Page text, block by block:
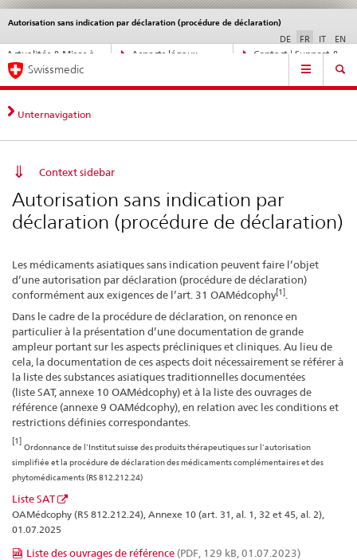
Navigation
directe:
actualités,
juridiques,
Actualités & Mises à
Aspects légaux,
Contact | Support &
Autorisation sans indication par déclaration (procédure de déclaration)
DE FR IT EN
Service
Navigation
Swissmedic
Unternavigation
Context sidebar
Autorisation sans indication par
déclaration (procédure de déclaration)
Les médicaments asiatiques sans indication peuvent faire l’objet
d’une autorisation par déclaration (procédure de déclaration)
conformément aux exigences de l’art. 31 OAMédcophy[1]
Dans le cadre de la procédure de déclaration, on renonce en
particulier à la présentation d’une documentation de grande
ampleur portant sur les aspects précliniques et cliniques. Au lieu de
cela, la documentation de ces aspects doit nécessairement se référer à
la liste des substances asiatiques traditionnelles documentées
(liste SAT, annexe 10 OAMédcophy) et à la liste des ouvrages de
référence (annexe 9 OAMédcophy), en relation avec les conditions et
restrictions définies correspondantes.
[1]
Ordonnance de l’Institut suisse des produits thérapeutiques sur l’autorisation
simplifiée et la procédure de déclaration des médicaments complémentaires et des
phytomédicaments (RS 812.212.24)
Liste SAT
OAMédcophy (RS 812.212.24), Annexe 10 (art. 31, al. 1, 32 et 45, al. 2),
01.07.2025
Liste des ouvrages de référence (PDF, 129 kB, 01.07.2023)